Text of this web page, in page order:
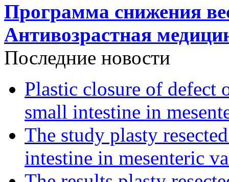
Программа снижения
Антивозрастная
Последние новости
Plastic closure of defect
small intestine in
The study plasty
intestine in mesenteric